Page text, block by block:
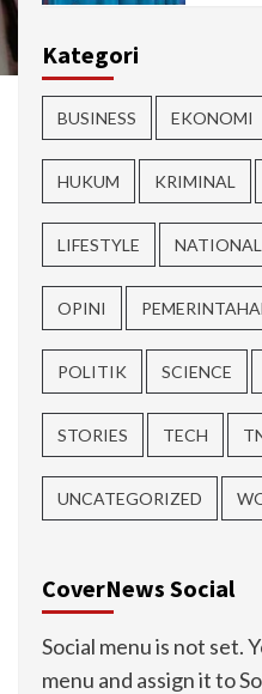
Kategori
BUSINESS EKONOMI
HUKUM KRIMINAL
LIFESTYLE NATIONAL
OPINI
POLITIK SCIENCE
STORIES TECH
UNCATEGORIZED
CoverNews Social
Social menu is not set.
menu and assign it to